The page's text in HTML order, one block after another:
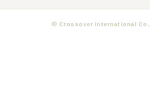
© Crossover International